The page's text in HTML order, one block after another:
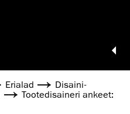
Erialad
Disaini­­
Tootedisaineri ankeet: